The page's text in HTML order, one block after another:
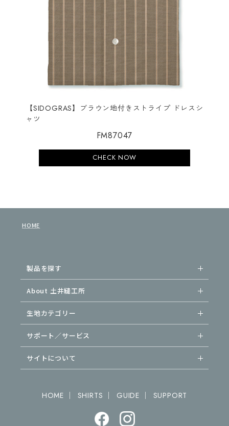
【SIDOGRAS】ブラウン地付きストライプ ドレスシ
ャツ
FM87047
CHECK NOW
HOME
製品を探す
About 土井縫工所
生地カテゴリー
サポート／サービス
サイトについて
HOME ｜ SHIRTS ｜ GUIDE ｜ SUPPORT